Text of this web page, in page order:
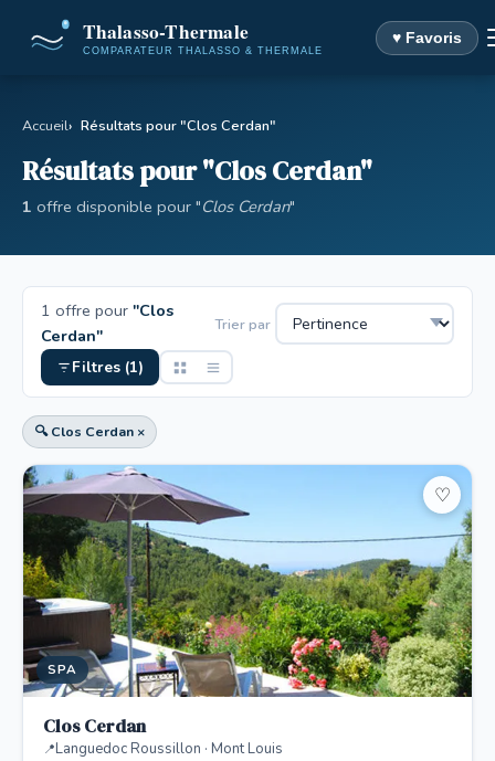
♥ Favoris
Accueil Résultats pour "Clos Cerdan"
Résultats pour "Clos Cerdan"
1 offre disponible pour "Clos Cerdan"
1 offre pour "Clos
Cerdan"
Trier par
Filtres (1)
🔍 Clos Cerdan ×
SPA
♡
Clos Cerdan
Languedoc Roussillon · Mont Louis